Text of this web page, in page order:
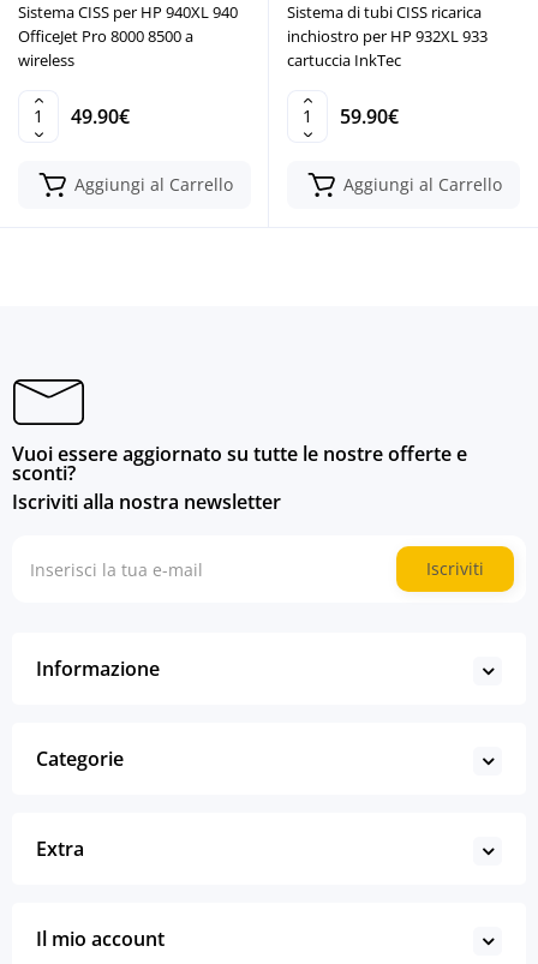
Sistema CISS per HP 940XL 940
OfficeJet Pro 8000 8500 a
wireless
49.90€
Aggiungi al Carrello
Sistema di tubi CISS ricarica
inchiostro per HP 932XL 933
cartuccia InkTec
59.90€
Aggiungi al Carrello
Vuoi essere aggiornato su tutte le nostre offerte e
sconti?
Iscriviti alla nostra newsletter
Iscriviti
Informazione
Categorie
Extra
Il mio account